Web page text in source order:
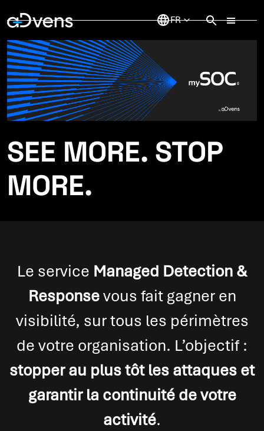
au
SEE MORE. STOP
MORE.
Le service Managed Detection &
Responsevous fait gagner en
visibilité, sur tous les périmètres
de votre organisation. L’objectif :
stopper au plus tôt les attaques et
garantir la continuité de votre
activité.